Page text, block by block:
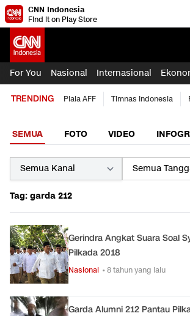
CNN Indonesia
Find it on Play Store
For You Nasional Internasional
TRENDING Piala AFF Timnas Indonesia
SEMUA FOTO VIDEO
Tag: garda 212
Gerindra Angkat Suara Soal
Pilkada 2018
Nasional • 8 tahun yang lalu
Garda Alumni 212 Pantau